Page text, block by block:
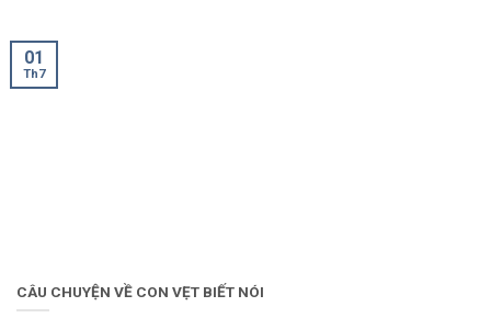
CÂU CHUYỆN VỀ CON VẸT BIẾT NÓI
01
Th7